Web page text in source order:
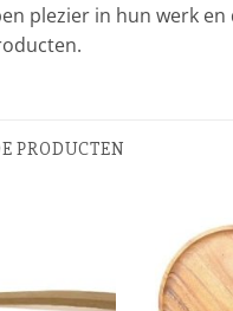
plezier in hun werk en
PRODUCTEN